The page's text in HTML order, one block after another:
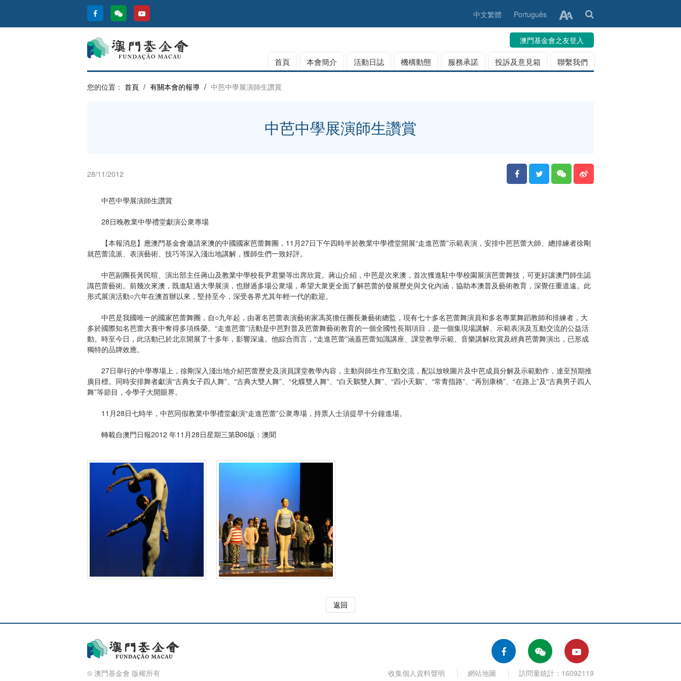
中文繁體 Português
澳門基金會之友登入
首頁 本會簡介 活動日誌 機構動態 服務承諾 投訴及意見箱 聯繫我們
您的位置： 首頁 / 有關本會的報導 / 中芭中學展演師生讚賞
中芭中學展演師生讚賞
28/11/2012
中芭中學展演師生讚賞
28日晚教業中學禮堂獻演公衆專場
【本報消息】應澳門基金會邀請來澳的中國國家芭蕾舞團，11月27日下午四時半於教業中學禮堂開展“走進芭蕾”示範表演，安排中芭芭蕾大師、總排練者徐剛
就芭蕾流派、表演藝術、技巧等深入淺出地講解，獲師生們一致好評。
中芭副團長黃民暄、演出部主任蔣山及教業中學校長尹君樂等出席欣賞。蔣山介紹，中芭是次來澳，首次獲進駐中學校園展演芭蕾舞技，可更好讓澳門師生認
識芭蕾藝術。前幾次來澳，既進駐過大學展演，也辦過多場公衆場，希望大衆更全面了解芭蕾的發展歷史與文化內涵，協助本澳普及藝術教育，深覺任重道遠。此
形式展演活動○六年在澳首辦以來，堅持至今，深受各界尤其年輕一代的歡迎。
中芭是我國唯一的國家芭蕾舞團，自○九年起，由著名芭蕾表演藝術家馮英擔任團長兼藝術總監，現有七十多名芭蕾舞演員和多名專業舞蹈教師和排練者，大
多於國際知名芭蕾大賽中奪得多項殊榮。“走進芭蕾”活動是中芭對普及芭蕾舞藝術教育的一個全國性長期項目，是一個集現場講解、示範表演及互動交流的公益活
動。時至今日，此活動已於北京開展了十多年，影響深遠。他綜合而言，“走進芭蕾”涵蓋芭蕾知識講座、課堂教學示範、音樂講解欣賞及經典芭蕾舞演出，已形成
獨特的品牌效應。
27日舉行的中學專場上，徐剛深入淺出地介紹芭蕾歷史及演員課堂教學內容，主動與師生作互動交流，配以放映圖片及中芭成員分解及示範動作，達至預期推
廣目標。同時安排舞者獻演“古典女子四人舞”、“古典大雙人舞”、“化蝶雙人舞”、“白天鵝雙人舞”、“四小天鵝”、“常青指路”、“再別康橋”、“在路上”及“古典男子四人
舞”等節目，令學子大開眼界。
11月28日七時半，中芭同假教業中學禮堂獻演“走進芭蕾”公衆專場，持票人士須提早十分鐘進場。
轉載自澳門日報2012 年11月28日星期三第B06版：澳聞
返回
© 澳門基金會 版權所有 收集個人資料聲明 網站地圖 訪問量統計：16092119